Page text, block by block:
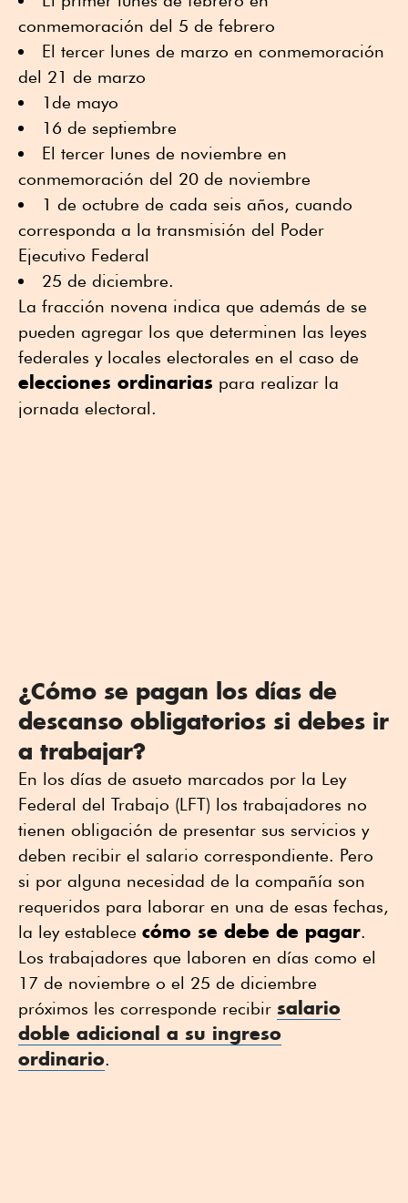
conmemoración del 5 de febrero
El tercer lunes de marzo en conmemoración
del 21 de marzo
1de mayo
16 de septiembre
El tercer lunes de noviembre en
conmemoración del 20 de noviembre
1 de octubre de cada seis años, cuando
corresponda a la transmisión del Poder
Ejecutivo Federal
25 de diciembre.
La fracción novena indica que además de se
pueden agregar los que determinen las leyes
federales y locales electorales en el caso de
elecciones ordinarias para realizar la
jornada electoral.
¿Cómo se pagan los días de
descanso obligatorios si debes ir
a trabajar?
En los días de asueto marcados por la Ley
Federal del Trabajo (LFT) los trabajadores no
tienen obligación de presentar sus servicios y
deben recibir el salario correspondiente. Pero
si por alguna necesidad de la compañía son
requeridos para laborar en una de esas fechas,
la ley establece cómo se debe de pagar.
Los trabajadores que laboren en días como el
17 de noviembre o el 25 de diciembre
próximos les corresponde recibir salario
doble adicional a su ingreso
ordinario.